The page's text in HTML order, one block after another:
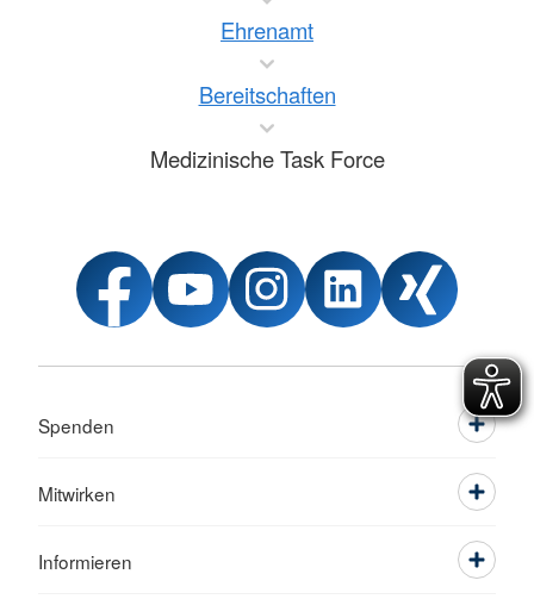
Ehrenamt
Bereitschaften
Medizinische Task Force
Spenden
Mitwirken
Informieren